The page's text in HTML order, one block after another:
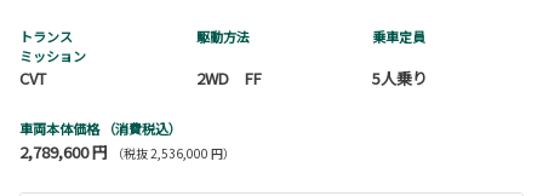
トランス
ミッション
CVT
駆動方法
2WD FF
乗車定員
5人乗り
車両本体価格 （消費税込）
2,789,600 円 （税抜 2,536,000 円）